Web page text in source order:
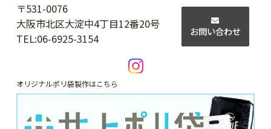
〒531-0076
大阪市北区大淀中4丁目12番20号
TEL:06-6925-3154
お問い合わせ
オリジナルポリ袋製作はこちら